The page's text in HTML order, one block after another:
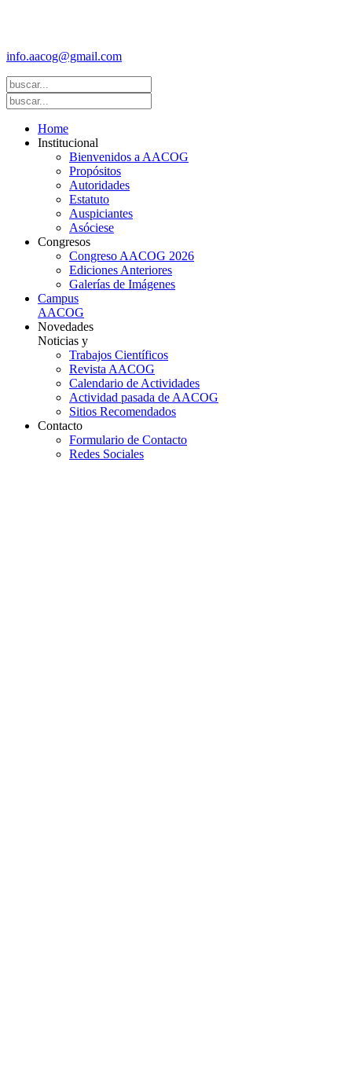
info.aacog@gmail.com
Home
Institucional
Bienvenidos a AACOG
Propósitos
Autoridades
Estatuto
Auspiciantes
Asóciese
Congresos
Congreso AACOG 2026
Ediciones Anteriores
Galerías de Imágenes
Campus
AACOG
Novedades
Noticias y
Trabajos Científicos
Revista AACOG
Calendario de Actividades
Actividad pasada de AACOG
Sitios Recomendados
Contacto
Formulario de Contacto
Redes Sociales